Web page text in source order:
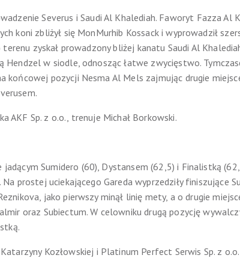
Severus i Saudi Al Khalediah. Faworyt Fazza Al
koni zbliżył się MonMurhib Kossack i wyprowadził
zyskał prowadzony bliżej kanatu Saudi Al
w siodle, odnosząc łatwe zwycięstwo.
końcowej pozycji Nesma Al Mels zajmując drugie
AKF Sp. z o.o., trenuje Michał Borkowski.
Sumidero (60), Dystansem (62,5) i Finalistką
prostej uciekającego Gareda wyprzedziły finiszujące
jako pierwszy minął linię mety, a o drugie
oraz Subiectum. W celowniku drugą pozycję
Kozłowskiej i Platinum Perfect Serwis Sp. z